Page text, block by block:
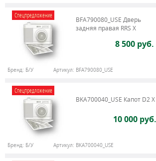
Спецпредложение
BFA790080_USE Дверь
задняя правая RRS X
8 500 руб.
Бренд: Б/У Артикул: BFA790080_USE
Спецпредложение
BKA700040_USE Капот D2 X
10 000 руб.
Бренд: Б/У Артикул: BKA700040_USE